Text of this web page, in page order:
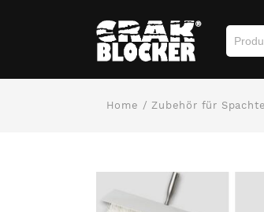
Home /Zubehör für